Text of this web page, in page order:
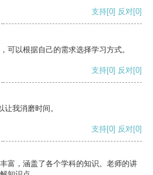
支持[0] 反对[0]
可以根据自己的需求选择学习方式。
支持[0] 反对[0]
我消磨时间。
支持[0] 反对[0]
富，涵盖了各个学科的知识。老师的讲